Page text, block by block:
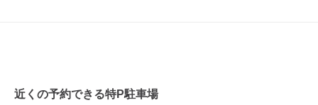
近くの予約できる特P駐車場